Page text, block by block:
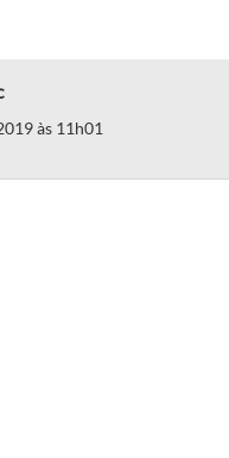
às 11h01